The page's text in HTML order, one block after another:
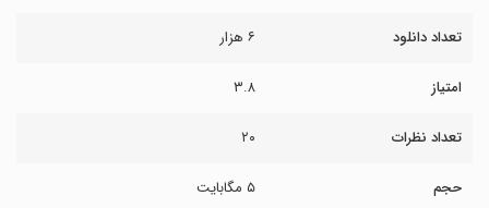
تعداد دانلود ۶ هزار
امتیاز ۳.۸
تعداد نظرات ۲۰
حجم ۵ مگابایت